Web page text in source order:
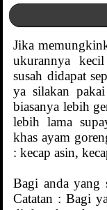
Jika
ukurannya
susah didapat
ya silakan
biasanya lebih
lebih lama
khas ayam
: kecap asin,
Bagi anda yang
Catatan : Bagi